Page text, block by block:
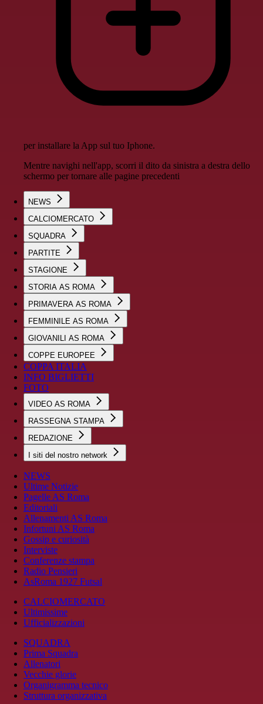
per installare la App sul tuo Iphone.
Mentre navighi nell'app, scorri il dito da sinistra a destra dello
schermo per tornare alle pagine precedenti
NEWS
CALCIOMERCATO
SQUADRA
PARTITE
STAGIONE
STORIA AS ROMA
PRIMAVERA AS ROMA
FEMMINILE AS ROMA
GIOVANILI AS ROMA
COPPE EUROPEE
COPPA ITALIA
INFO BIGLIETTI
FOTO
VIDEO AS ROMA
RASSEGNA STAMPA
REDAZIONE
I siti del nostro network
NEWS
Ultime Notizie
Pagelle AS Roma
Editoriali
Allenamenti AS Roma
Infortuni AS Roma
Gossip e curiosità
Interviste
Conferenze stampa
Radio Pensieri
AsRoma 1927 Futsal
CALCIOMERCATO
Ultimissime
Ufficializzazioni
SQUADRA
Prima Squadra
Allenatori
Vecchie glorie
Organigramma tecnico
Struttura organizzativa